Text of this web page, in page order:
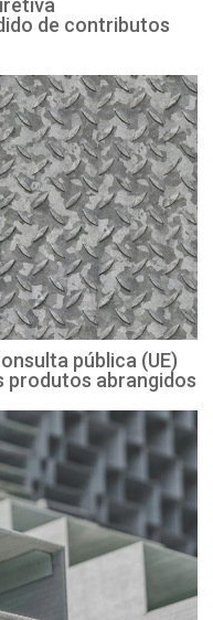
de contributos
pública (UE)
produtos abrangidos